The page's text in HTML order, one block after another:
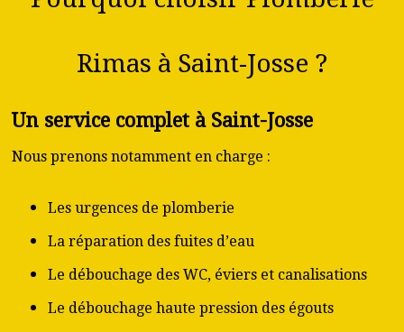
Rimas à Saint-Josse ?
Un service complet à Saint-Josse
Nous prenons notamment en charge :
Les urgences de plomberie
La réparation des fuites d’eau
Le débouchage des WC, éviers et canalisations
Le débouchage haute pression des égouts